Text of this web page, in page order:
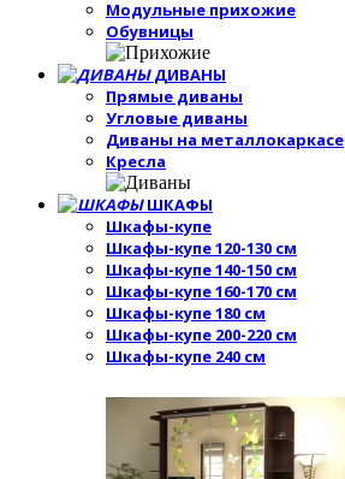
Модульные прихожие
Обувницы
ДИВАНЫ
Прямые диваны
Угловые диваны
Диваны на металлокаркасе
Кресла
ШКАФЫ
Шкафы-купе
Шкафы-купе 120-130 см
Шкафы-купе 140-150 см
Шкафы-купе 160-170 см
Шкафы-купе 180 см
Шкафы-купе 200-220 см
Шкафы-купе 240 см